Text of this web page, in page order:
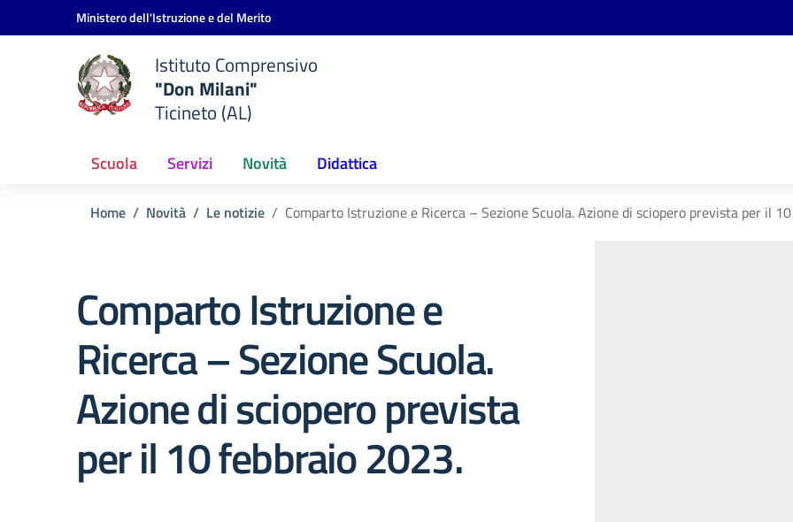
Vai ai contenuti
Vai al menu di navigazioneMinistero dell'Istruzione e del Merito
Istituto Comprensivo
"Don Milani"
Ticineto (AL)
Scuola Servizi Novità Didattica
Home Novità Le notizie Comparto Istruzione e Ricerca – Sezione Scuola. Azione di sciopero prevista per il
Comparto Istruzione e
Ricerca – Sezione Scuola.
Azione di sciopero prevista
per il 10 febbraio 2023.